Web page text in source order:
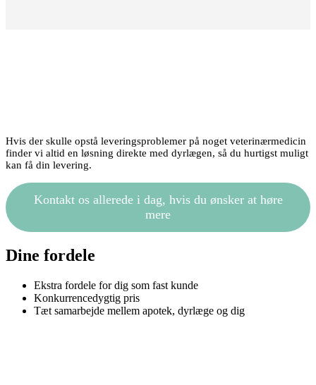
Hvis der skulle opstå leveringsproblemer på noget veterinærmedicin
finder vi altid en løsning direkte med dyrlægen, så du hurtigst muligt
kan få din levering.
Kontakt os allerede i dag, hvis du ønsker at høre
mere
Dine fordele
Ekstra fordele for dig som fast kunde
Konkurrencedygtig pris
Tæt samarbejde mellem apotek, dyrlæge og dig